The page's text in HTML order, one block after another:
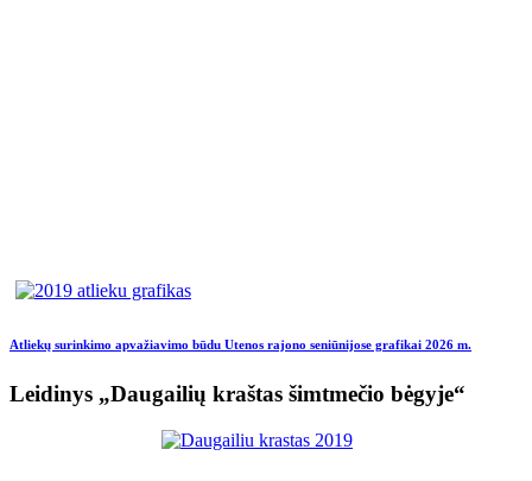
Atliekų surinkimo apvažiavimo būdu Utenos rajono seniūnijose grafikai 2026 m.
Leidinys „Daugailių kraštas šimtmečio bėgyje“